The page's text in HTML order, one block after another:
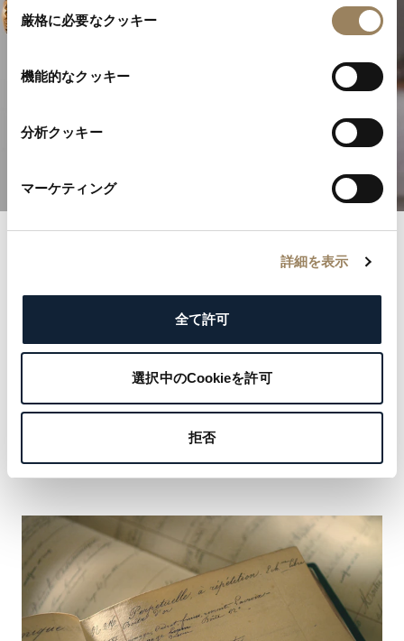
意
厳格に必要なクッキー
機能的なクッキー
分析クッキー
マーケティング
詳細を表示
全て許可
選択中のCookieを許可
拒否
高級時計製造の卓越性
名誉あるブレゲ登録簿とともに歴史の記録へと足を踏
まで名だたる顧客の優雅さと気品を物語っています。
ブレゲの遺産を形づくった著名な名前を探り、ご自身
の名を刻む機会をおつかみください。